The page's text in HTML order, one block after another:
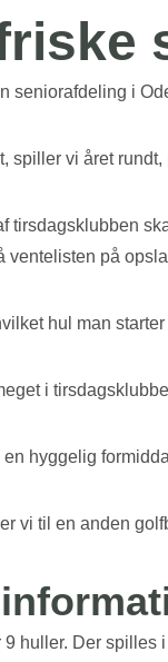
seniorafdeling i
spiller vi året
tirsdagsklubben
ventelisten på
hul man
i
en hyggelig
vi til en anden
9 huller. Der